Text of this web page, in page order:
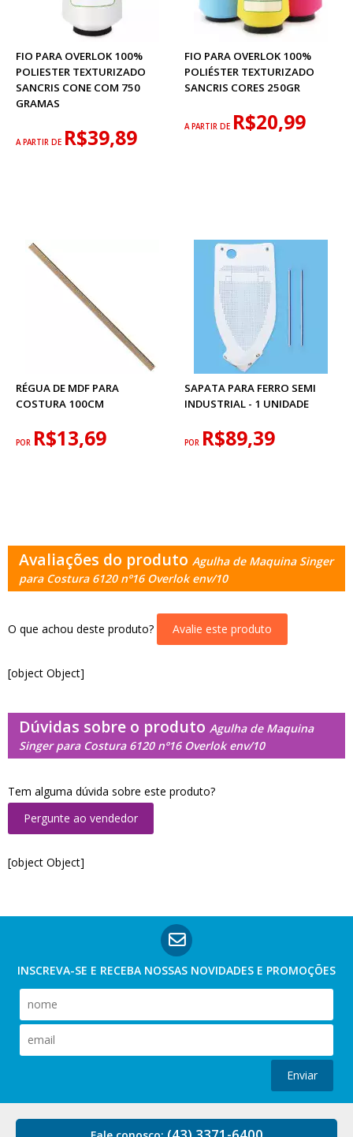
FIO PARA OVERLOK 100%
POLIESTER TEXTURIZADO
SANCRIS CONE COM 750
GRAMAS
A PARTIR DE R$39,89
FIO PARA OVERLOK 100%
POLIÉSTER TEXTURIZADO
SANCRIS CORES 250GR
A PARTIR DE R$20,99
RÉGUA DE MDF PARA
COSTURA 100CM
POR R$13,69
SAPATA PARA FERRO SEMI
INDUSTRIAL - 1 UNIDADE
POR R$89,39
Avaliações do produto Agulha de Maquina Singer
para Costura 6120 nº16 Overlok env/10
O que achou deste produto? Avalie este produto
[object Object]
Dúvidas sobre o produto Agulha de Maquina
Singer para Costura 6120 nº16 Overlok env/10
Tem alguma dúvida sobre este produto?
Pergunte ao vendedor
[object Object]
INSCREVA-SE E RECEBA NOSSAS NOVIDADES E PROMOÇÕES
Enviar